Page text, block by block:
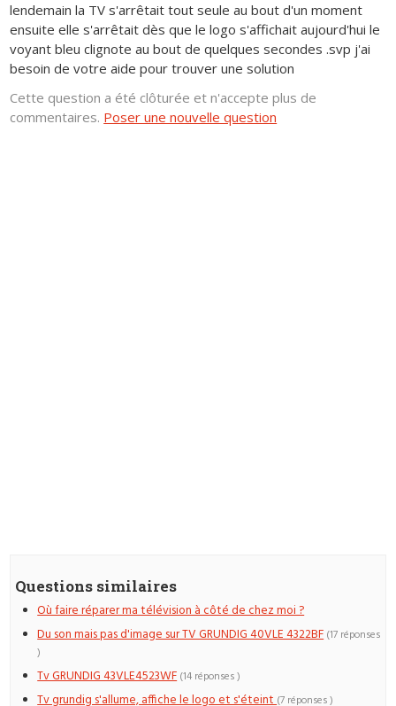
lendemain la TV s'arrêtait tout seule au bout d'un moment
ensuite elle s'arrêtait dès que le logo s'affichait aujourd'hui le
voyant bleu clignote au bout de quelques secondes .svp j'ai
besoin de votre aide pour trouver une solution
Cette question a été clôturée et n'accepte plus de
commentaires. Poser une nouvelle question
Questions similaires
Où faire réparer ma télévision à côté de chez moi ?
Du son mais pas d'image sur TV GRUNDIG 40VLE 4322BF (17 réponses
)
Tv GRUNDIG 43VLE4523WF (14 réponses )
Tv grundig s'allume, affiche le logo et s'éteint(7 réponses )